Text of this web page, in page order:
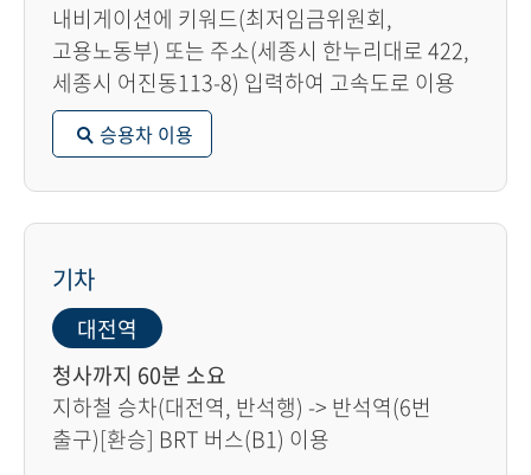
내비게이션에 키워드(최저임금위원회,
고용노동부) 또는 주소(세종시 한누리대로 422,
세종시 어진동113-8) 입력하여 고속도로 이용
승용차 이용
기차
대전역
청사까지 60분 소요
지하철 승차(대전역, 반석행) -> 반석역(6번
출구)[환승] BRT 버스(B1) 이용